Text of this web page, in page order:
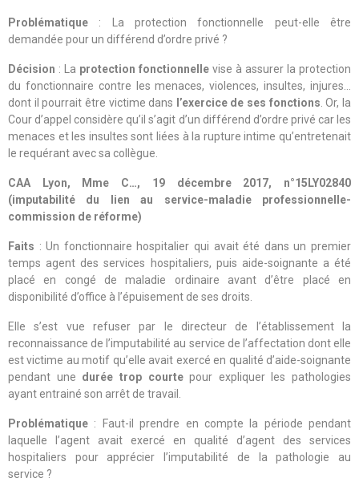
Problématique : La protection fonctionnelle peut-elle être
demandée pour un différend d’ordre privé ?
Décision : La protection fonctionnelle vise à assurer la protection
du fonctionnaire contre les menaces, violences, insultes, injures…
dont il pourrait être victime dans l’exercice de ses fonctions . Or, la
Cour d’appel considère qu’il s’agit d’un différend d’ordre privé car les
menaces et les insultes sont liées à la rupture intime qu’entretenait
le requérant avec sa collègue.
CAA Lyon, Mme C…, 19 décembre 2017, n°15LY02840
(imputabilité du lien au service-maladie professionnelle-
commission de réforme)
Faits : Un fonctionnaire hospitalier qui avait été dans un premier
temps agent des services hospitaliers, puis aide-soignante a été
placé en congé de maladie ordinaire avant d’être placé en
disponibilité d’office à l’épuisement de ses droits.
Elle s’est vue refuser par le directeur de l’établissement la
reconnaissance de l’imputabilité au service de l’affectation dont elle
est victime au motif qu’elle avait exercé en qualité d’aide-soignante
pendant une durée trop courtepour expliquer les pathologies
ayant entrainé son arrêt de travail.
Problématique : Faut-il prendre en compte la période pendant
laquelle l’agent avait exercé en qualité d’agent des services
hospitaliers pour apprécier l’imputabilité de la pathologie au
service ?